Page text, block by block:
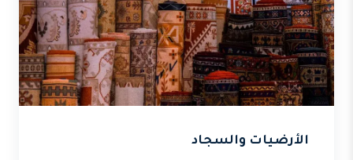
الأرضيات والسجاد